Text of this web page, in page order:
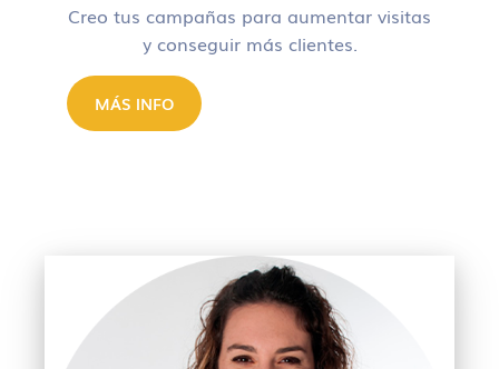
Creo tus campañas para aumentar visitas
y conseguir más clientes.
MÁS INFO